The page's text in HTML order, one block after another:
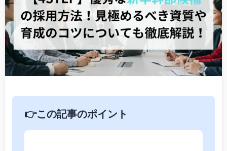
👉この記事のポイント